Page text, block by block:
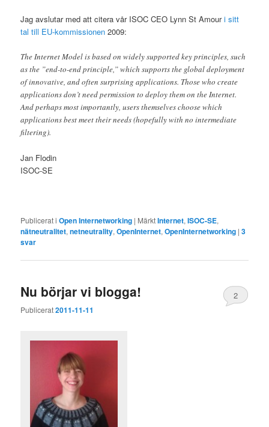
Jag avslutar med att citera vår ISOC CEO Lynn St Amouri sitt
tal till EU-kommissionen 2009:
The Internet Model is based on widely supported key principles, such
as the ”end-to-end principle,” which supports the global deployment
of innovative, and often surprising applications. Those who create
applications don’t need permission to deploy them on the Internet.
And perhaps most importantly, users themselves choose which
applications best meet their needs (hopefully with no intermediate
filtering).
Jan Flodin
ISOC-SE
Publicerat i Open Internetworking | MärktInternet,ISOC-SE,
nätneutralitet,netneutrality,OpenInternet,OpenInternetworking |3
svar
Nu börjar vi blogga!
Publicerat2011-11-11
2